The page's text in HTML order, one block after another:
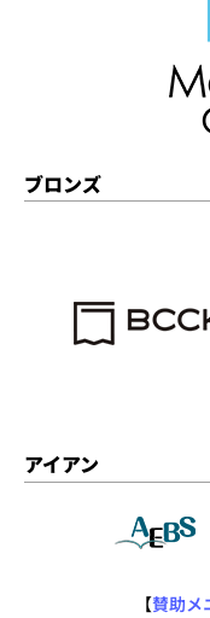
ブロンズ
アイアン
【賛助メ